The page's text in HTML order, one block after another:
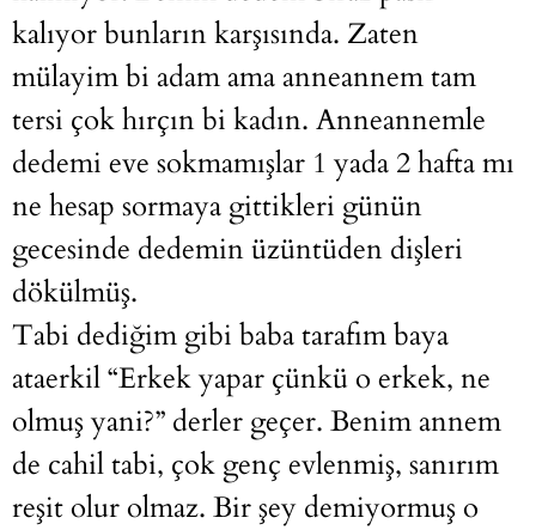
kalıyor bunların karşısında. Zaten
mülayim bi adam ama anneannem tam
tersi çok hırçın bi kadın. Anneannemle
dedemi eve sokmamışlar 1 yada 2 hafta mı
ne hesap sormaya gittikleri günün
gecesinde dedemin üzüntüden dişleri
dökülmüş.
Tabi dediğim gibi baba tarafım baya
ataerkil “Erkek yapar çünkü o erkek, ne
olmuş yani?” derler geçer. Benim annem
de cahil tabi, çok genç evlenmiş, sanırım
reşit olur olmaz. Bir şey demiyormuş o